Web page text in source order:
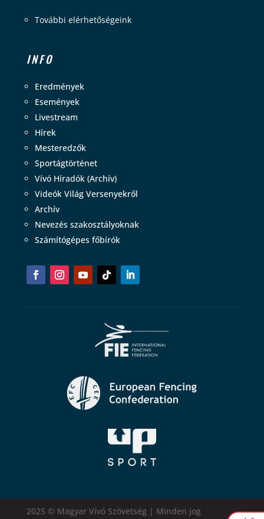
További elérhetőségeink
INFO
Eredmények
Események
Livestream
Hírek
Mesteredzők
Sportágtörténet
Vívó Híradók (Archív)
Videók Világ Versenyekről
Archív
Nevezés szakosztályoknak
Számítógépes főbírók
2025 © Magyar Vívó Szövetség | Minden jog